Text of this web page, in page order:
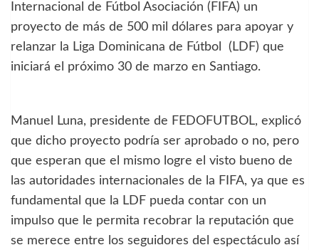
Internacional de Fútbol Asociación (FIFA) un
proyecto de más de 500 mil dólares para apoyar y
relanzar la Liga Dominicana de Fútbol (LDF) que
iniciará el próximo 30 de marzo en Santiago.
Manuel Luna, presidente de FEDOFUTBOL, explicó
que dicho proyecto podría ser aprobado o no, pero
que esperan que el mismo logre el visto bueno de
las autoridades internacionales de la FIFA, ya que es
fundamental que la LDF pueda contar con un
impulso que le permita recobrar la reputación que
se merece entre los seguidores del espectáculo así